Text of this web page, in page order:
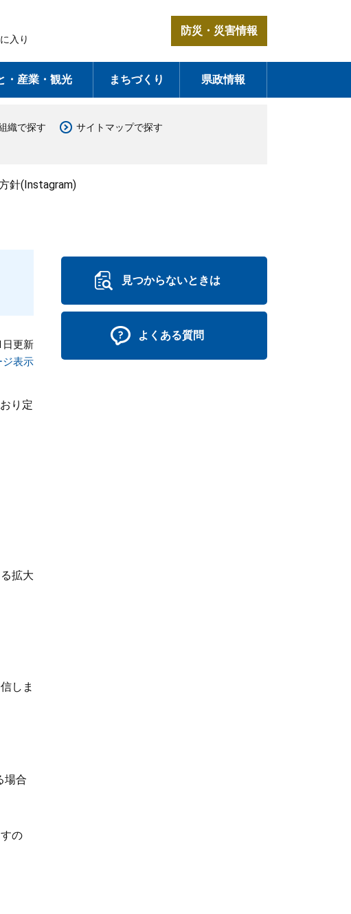
入り
防災・災害情報
・産業・観光 まちづくり 県政情報
織で探す サイトマップで探す
針(Instagram)
日更新
ジ表示
り定
拡大
しま
場合
の
見つからないときは
よくある質問